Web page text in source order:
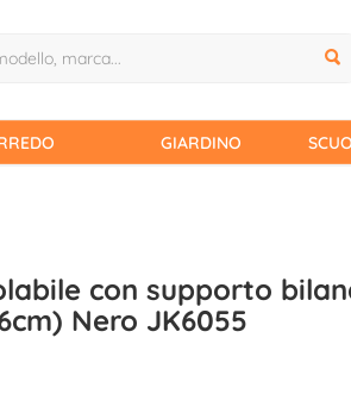
GIARDINO
con supporto
Nero JK6055